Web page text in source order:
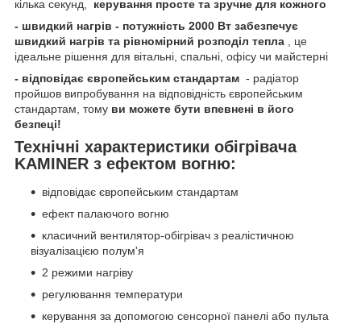
кілька секунд,
керування просте та зручне для кожного
- швидкий нагрів - потужність 2000 Вт забезпечує
швидкий нагрів та рівномірний розподіл тепла , це
ідеальне рішення для вітальні, спальні, офісу чи майстерні
- відповідає європейським стандартам - радіатор
пройшов випробування на відповідність європейським
стандартам, тому ви можете бути впевнені в його
безпеці!
Технічні характеристики обігрівача
KAMINER з ефектом вогню:
відповідає європейським стандартам
ефект палаючого вогню
класичний вентилятор-обігрівач з реалістичною
візуалізацією полум'я
2 режими нагріву
регулювання температури
керування за допомогою сенсорної панелі або пульта